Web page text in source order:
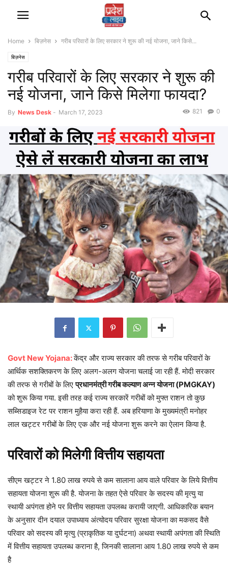
Home बिज़नेस गरीब पर‍िवारों के ल‍िए सरकार ने शुरू की नई योजना, जाने किसे...
बिज़नेस
गरीब पर‍िवारों के ल‍िए सरकार ने शुरू की
नई योजना, जाने किसे मिलेगा फायदा?
By News Desk - March 17, 2023 0
821
Govt New Yojana:केंद्र और राज्‍य सरकार की तरफ से गरीब पर‍िवारों के
आर्थ‍िक सशक्‍त‍िकरण के ल‍िए अलग-अलग योजना चलाई जा रही हैं. मोदी सरकार
की तरफ से गरीबों के ल‍िएप्रधानमंत्री गरीब कल्‍याण अन्‍न योजना (PMGKAY)
को शुरू क‍िया गया. इसी तरह कई राज्‍य सरकारें गरीबों को मुफ्त राशन तो कुछ
सब्‍स‍िडाइज रेट पर राशन मुहैया करा रही हैं. अब हर‍ियाणा के मुख्यमंत्री मनोहर
लाल खट्टर गरीबों के ल‍िए एक और नई योजना शुरू करने का ऐलान क‍िया है.
पर‍िवारों को म‍िलेगी वित्तीय सहायता
सीएम खट्टर ने 1.80 लाख रुपये से कम सालाना आय वाले परिवार के लिये वित्तीय
सहायता योजना शुरू की है. योजना के तहत ऐसे परिवार के सदस्य की मृत्यु या
स्थायी अपंगता होने पर वित्तीय सहायता उपलब्ध करायी जाएगी. आधिकारिक बयान
के अनुसार दीन दयाल उपाध्याय अंत्योदय परिवार सुरक्षा योजना का मकसद वैसे
परिवार को सदस्य की मृत्यु (प्राकृतिक या दुर्घटना) अथवा स्थायी अपंगता की स्थिति
में वित्तीय सहायता उपलब्ध कराना है, जिनकी सालाना आय 1.80 लाख रुपये से कम
है